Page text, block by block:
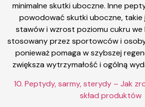
minimalne skutki uboczne. Inne
powodować skutki uboczne, takie
stawów i wzrost poziomu cukru we
stosowany przez sportowców i
ponieważ pomaga w szybszej
zwiększa wytrzymałość i ogólną
10. Peptydy, sarmy, sterydy – Jak
skład produktów